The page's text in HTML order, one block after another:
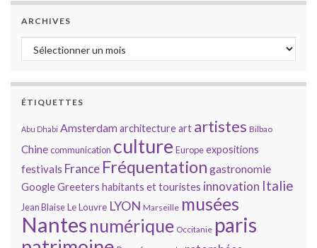
ARCHIVES
Archives
ÉTIQUETTES
Abu Dhabi Amsterdamarchitectureart artistes Bilbao
Chinecommunication culture Europeexpositions
festivals France Fréquentation gastronomie
GoogleGreeters habitants et touristes innovation Italie
Jean BlaiseLe Louvre LYON Marseille musées
Nantes numérique Occitanie paris